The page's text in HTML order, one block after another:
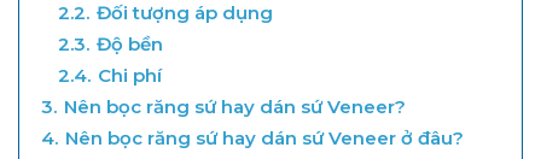
2.2. Đối tượng áp dụng
2.3. Độ bền
2.4. Chi phí
3. Nên bọc răng sứ hay dán sứ Veneer?
4. Nên bọc răng sứ hay dán sứ Veneer ở đâu?